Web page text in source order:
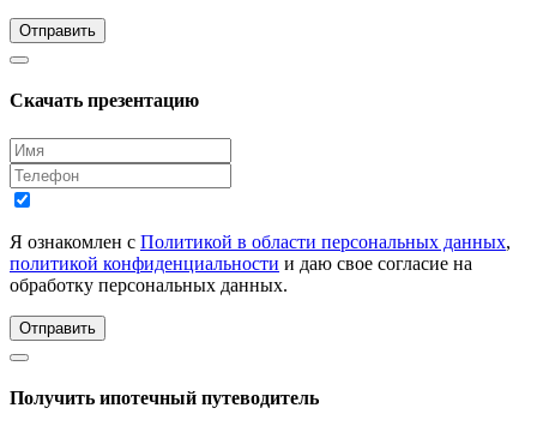
Отправить
Скачать презентацию
Я ознакомлен с Политикой в области персональных данных,
политикой конфиденциальности и даю свое согласие на
обработку персональных данных.
Отправить
Получить ипотечный путеводитель